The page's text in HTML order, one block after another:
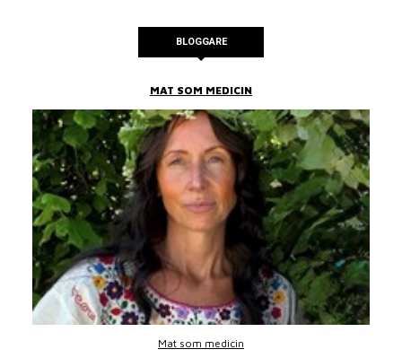
BLOGGARE
MAT SOM MEDICIN
Mat som medicin